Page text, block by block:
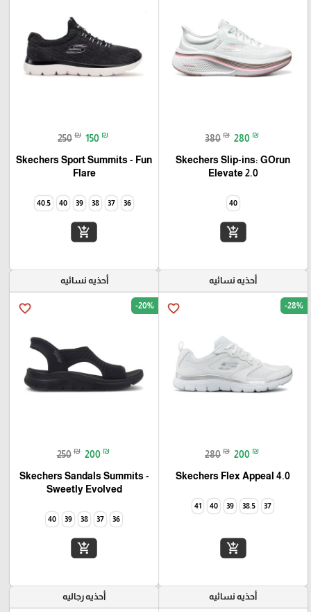
380 ₪ 280 ₪
Skechers Slip-ins: GOrun
Elevate 2.0
40
add_shopping_cart
250 ₪ 150 ₪
Skechers Sport Summits - Fun
Flare‏
36
37
38
39
40
40.5
add_shopping_cart
أحذيه نسائيه
favorite_border -28%
280 ₪ 200 ₪
Skechers Flex Appeal 4.0‏
37
38.5
39
40
41
add_shopping_cart
أحذيه نسائيه
favorite_border -20%
250 ₪ 200 ₪
Skechers Sandals Summits -
Sweetly Evolved‏
36
37
38
39
40
add_shopping_cart
أحذيه نسائيه أحذيه رجاليه